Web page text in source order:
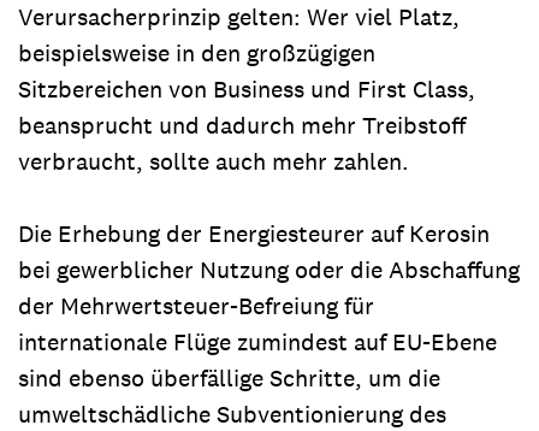
Verursacherprinzip gelten: Wer viel Platz,
beispielsweise in den großzügigen
Sitzbereichen von Business und First Class,
beansprucht und dadurch mehr Treibstoff
verbraucht, sollte auch mehr zahlen.
Die Erhebung der Energiesteurer auf Kerosin
bei gewerblicher Nutzung oder die Abschaffung
der Mehrwertsteuer-Befreiung für
internationale Flüge zumindest auf EU-Ebene
sind ebenso überfällige Schritte, um die
umweltschädliche Subventionierung des